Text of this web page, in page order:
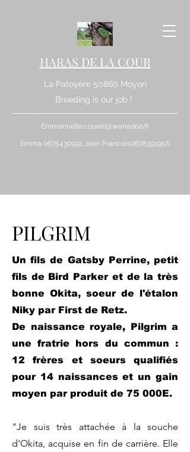
HARAS DE LA COUR
La Patoyère 50860 Moyon
Breeding is our job !
Emmanuelle.couetil@wanadoo.fr
Emma 0675430991 Jean Francois0678391956
PILGRIM
Un fils de Gatsby Perrine, petit
fils de Bird Parker et de la très
bonne Okita, soeur de l'étalon
Niky par First de Retz.
De naissance royale, Pilgrim a
une fratrie hors du commun :
12 frères et soeurs qualifiés
pour 14 naissances et un gain
moyen par produit de 75 000E.
"Je suis très attachée à la souche
d'Okita, acquise en fin de carrière. Elle